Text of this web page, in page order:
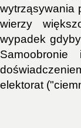
wytrząsywania
wierzy
wypadek
elektorat